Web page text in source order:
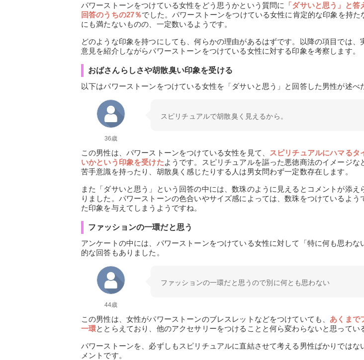
パワーストーンをつけている女性をどう思うかという質問に
「ダサいと思う」と
回答のうちの27％でした。パワーストーンをつけている女性に肯定的な印象を持た
にも満たないものの、一定数いるようです。
どのような印象を持つにしても、何らかの理由があるはずです。以降の項目では、
意見を紹介しながらパワーストーンをつけている女性に対する印象を考察します。
おばさんらしさや胡散臭い印象を受ける
以下はパワーストーンをつけている女性を「ダサいと思う」と回答した男性が述べ
36歳
スピリチュアルで胡散臭く見えるから。
この男性は、パワーストーンをつけている女性を見て、
スピリチュアルにハマるタ
いかという印象を受けたようです。スピリチュアルを謳った悪徳商法のイメージな
苦手意識を持ったり、胡散臭く感じたりする人は男女問わず一定数存在します。
また「ダサいと思う」という回答の中には、数珠のように見えるとコメントが添え
りました。パワーストーンの色合いやサイズ感によっては、数珠をつけているよう
た印象を与えてしまうようですね。
ファッションの一環だと思う
アンケートの中には、パワーストーンをつけている女性に対して「特に何も思わな
的な回答もありました。
44歳
ファッションの一環だと思うので別に何とも思わない
この男性は、女性がパワーストーンのブレスレットなどをつけていても、 あくまで
一環ととらえており、他のアクセサリーをつけることと何ら変わらないと思ってい
パワーストーンを、必ずしもスピリチュアルに直結させて考える男性ばかりではな
メントです。